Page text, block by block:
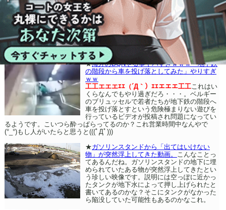
★海外のDQNやる事ヤバすぎｗｗｗ「地下鉄
の階段から車を投げ落としてみた」やりすぎ
ｗｗ
工工エエエｴｴ（´Д｀）ｴｴエエエ工工 これはい
くらなんでもやり過ぎだろ・・・。ベルギー
のブリュッセルで若者たちが地下鉄の階段へ
車を投げ落とすという危険極まりない遊びを
行っているビデオが投稿され問題になってい
るようです。こいつら酔っぱらってるのか？これ営業時間中なんやで
(°_°)もし人がいたらと思うと(((ﾟДﾟ)))
★ガソリンスタンドから「出てはいけない
物」が突然浮上してきた動画。
こんなことっ
てあるんだね。ガソリンスタンドの地下に埋
められていたある物が突然浮上してきたとい
う珍しい映像です。説明には空っぽに近かっ
たタンクが地下水によって押し上げられたと
書いてあるのかな？そこにタンクがなかった
ら陥没していた可能性もあるのかなこれ。